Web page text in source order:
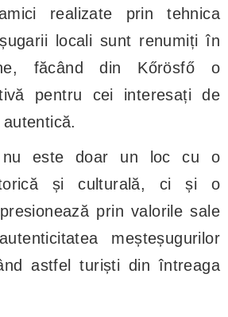
realizate prin tehnica
locali sunt renumiți în
făcând din Kőrösfő o
pentru cei interesați de
nu este doar un loc cu o
și culturală, ci și o
prin valorile sale
meșteșugurilor
astfel turiști din întreaga